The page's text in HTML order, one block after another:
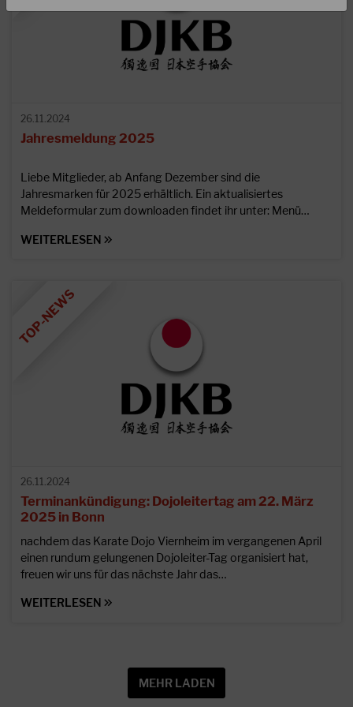
26.11.2024
Jahresmeldung 2025
Liebe Mitglieder, ab Anfang Dezember sind die
Jahresmarken für 2025 erhältlich. Ein aktualisiertes
Meldeformular zum downloaden findet ihr unter: Menü…
WEITERLESEN
26.11.2024
Terminankündigung: Dojoleitertag am 22. März
2025 in Bonn
nachdem das Karate Dojo Viernheim im vergangenen April
einen rundum gelungenen Dojoleiter-Tag organisiert hat,
freuen wir uns für das nächste Jahr das…
WEITERLESEN
MEHR LADEN